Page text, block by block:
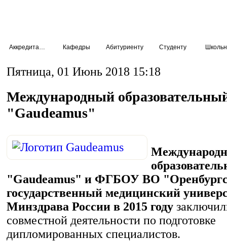
Кафедры Абитуриенту Студенту
Пятница, 01 Июнь 2018 15:18
Международный
"Gaudeamus"
"Gaudeamus" и ФГБОУ ВО
государственный медицинский
Минздрава России в 2015 году
совместной деятельности по подготовке
дипломированных специалистов.